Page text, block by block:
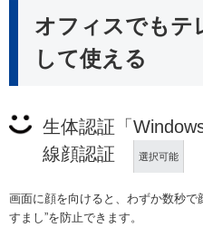
オフィスでもテ
して使える
生体認証「
線顔認証
選択可能
画面に顔を向けると、わずか数秒で
すまし”を防止できます。